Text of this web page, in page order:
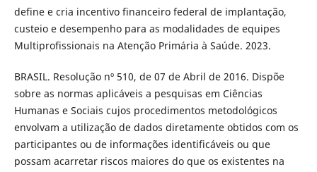
define e cria incentivo financeiro federal de implantação,
custeio e desempenho para as modalidades de equipes
Multiprofissionais na Atenção Primária à Saúde. 2023.
BRASIL. Resolução nº 510, de 07 de Abril de 2016. Dispõe
sobre as normas aplicáveis a pesquisas em Ciências
Humanas e Sociais cujos procedimentos metodológicos
envolvam a utilização de dados diretamente obtidos com os
participantes ou de informações identificáveis ou que
possam acarretar riscos maiores do que os existentes na